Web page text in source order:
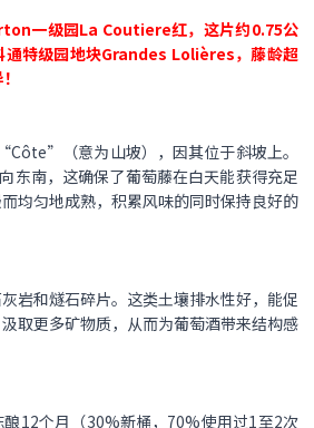
一级园La Coutiere红，这片约0.75公
通特级园地块Grandes Lolières，藤龄超
（意为山坡），因其位于斜坡上。
东南，这确保了葡萄藤在白天能获得充足
均匀地成熟，积累风味的同时保持良好的
岩和燧石碎片。这类土壤排水性好，能促
取更多矿物质，从而为葡萄酒带来结构感
12个月（30%新桶，70%使用过1至2次